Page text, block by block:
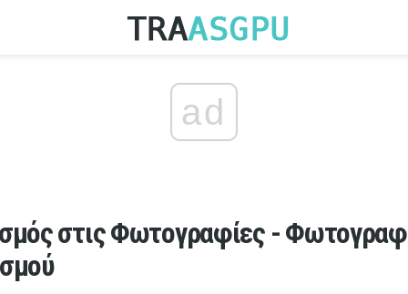
ad
στις Φωτογραφίες -